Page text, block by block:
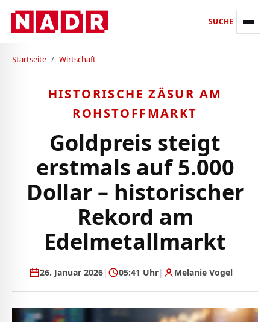
SUCHE
Startseite / Wirtschaft
HISTORISCHE ZÄSUR AM
ROHSTOFFMARKT
Goldpreis steigt
erstmals auf 5.000
Dollar – historischer
Rekord am
Edelmetallmarkt
26. Januar 2026| 05:41 Uhr| Melanie Vogel